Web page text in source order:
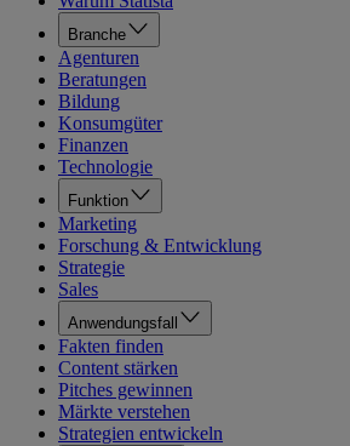
Branche
Agenturen
Beratungen
Bildung
Konsumgüter
Finanzen
Technologie
Funktion
Marketing
Forschung & Entwicklung
Strategie
Sales
Anwendungsfall
Fakten finden
Content stärken
Pitches gewinnen
Märkte verstehen
Strategien entwickeln